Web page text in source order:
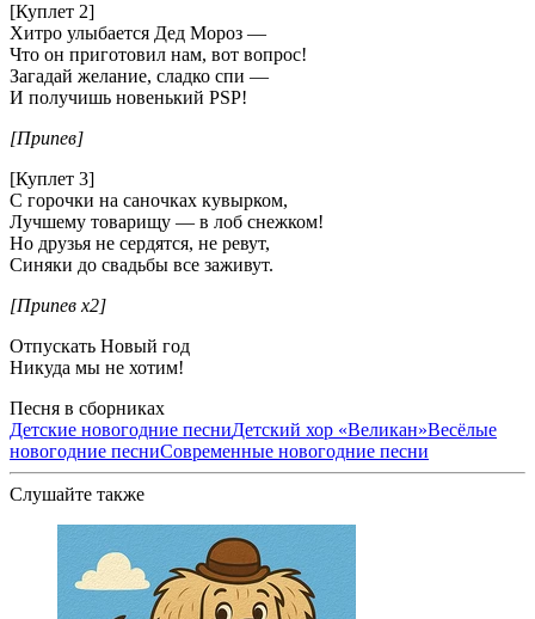
[Куплет 2]
Хитро улыбается Дед Мороз —
Что он приготовил нам, вот вопрос!
Загадай желание, сладко спи —
И получишь новенький PSP!
[Припев]
[Куплет 3]
С горочки на саночках кувырком,
Лучшему товарищу — в лоб снежком!
Но друзья не сердятся, не ревут,
Синяки до свадьбы все заживут.
[Припев x2]
Отпускать Новый год
Никуда мы не хотим!
Песня в сборниках
Детские новогодние песниДетский хор «Великан»Весёлые
новогодние песниСовременные новогодние песни
Слушайте также